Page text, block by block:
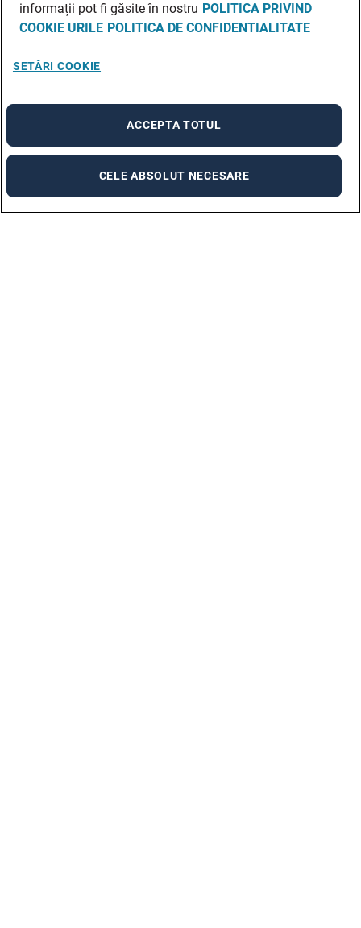
informații pot fi găsite în nostru POLITICA PRIVIND
COOKIE URILE POLITICA DE CONFIDENTIALITATE
SETĂRI COOKIE
CELE ABSOLUT NECESARE
ACCEPTA TOTUL